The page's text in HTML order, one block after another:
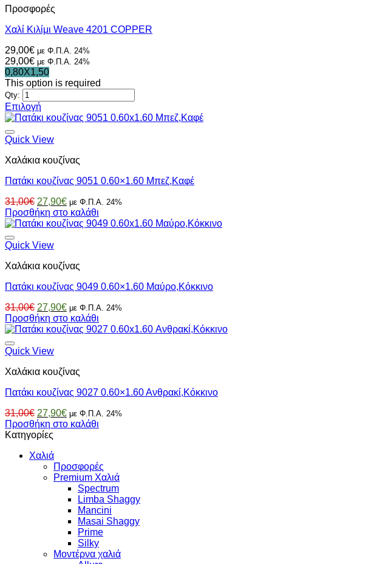
παραλλαγές.
επιλογές
να
επιλεγούν
στη
σελίδα
του
προϊόντος
Προσφορές
Χαλί Κιλίμι Weave 4201 COPPER
29,00€ με Φ.Π.Α. 24%
29,00€ με Φ.Π.Α. 24%
0,80X1,50
This option is required
Qty:
Επιλογή
Αυτό
το
προϊόν
πολλαπλές
Οι
μπορούν
να
επιλεγούν
στη
σελίδα
προϊόντος
Quick View
Χαλάκια κουζίνας
Πατάκι κουζίνας 9051 0.60×1.60 Μπεζ,Καφέ
31,00€ Original
price
was:
27,90€Η
τρέχουσα
τιμή
με Φ.Π.Α. 24%
Προσθήκη στο καλάθι
Quick View
Χαλάκια κουζίνας
Πατάκι κουζίνας 9049 0.60×1.60 Μαύρο,Κόκκινο
31,00€ Original
price
was:
27,90€Η
τρέχουσα
τιμή
με Φ.Π.Α. 24%
Προσθήκη στο καλάθι
Quick View
Χαλάκια κουζίνας
Πατάκι κουζίνας 9027 0.60×1.60 Ανθρακί,Κόκκινο
31,00€ Original
price
was:
27,90€Η
τρέχουσα
με Φ.Π.Α. 24%
Προσθήκη στο καλάθι
Κατηγορίες
Χαλιά
Προσφορές
Premium Χαλιά
Spectrum
Limba Shaggy
Mancini
Masai Shaggy
Prime
Silky
Μοντέρνα χαλιά